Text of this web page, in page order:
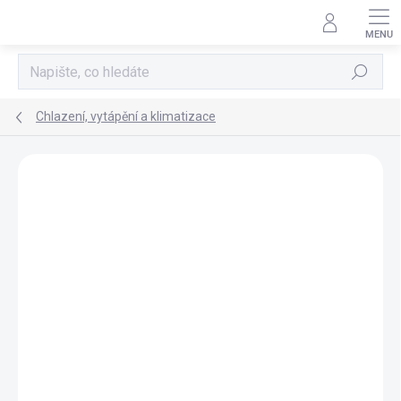
Hledat
Chlazení, vytápění a klimatizace